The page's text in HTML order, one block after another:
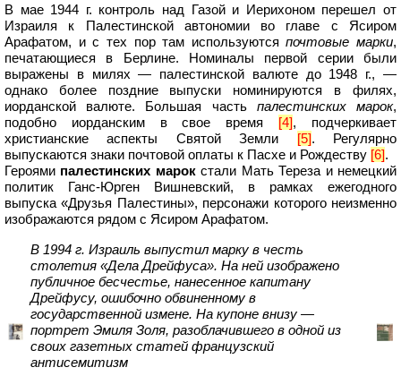
В мае 1944 г. контроль над Газой и Иерихоном перешел от
Израиля к Палестинской автономии во главе с Ясиром
Арафатом, и с тех пор там используютсяпочтовые марки,
печатающиеся в Берлине. Номиналы первой серии были
выражены в милях — палестинской валюте до 1948 г., —
однако более поздние выпуски номинируются в филях,
иорданской валюте. Большая часть палестинских марок,
подобно иорданским в свое время [4], подчеркивает
христианские аспекты Святой Земли [5]. Регулярно
выпускаются знаки почтовой оплаты к Пасхе и Рождеству [6].
Героями палестинских марокстали Мать Тереза и немецкий
политик Ганс-Юрген Вишневский, в рамках ежегодного
выпуска «Друзья Палестины», персонажи которого неизменно
изображаются рядом с Ясиром Арафатом.
В 1994 г. Израиль выпустил марку в честь
столетия «Дела Дрейфуса». На ней изображено
публичное бесчестье, нанесенное капитану
Дрейфусу, ошибочно обвиненному в
государственной измене. На купоне внизу —
портрет Эмиля Золя, разоблачившего в одной из
своих газетных статей французский
антисемитизм